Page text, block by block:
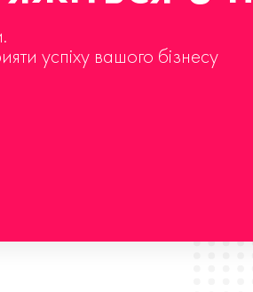
успіху вашого бізнесу